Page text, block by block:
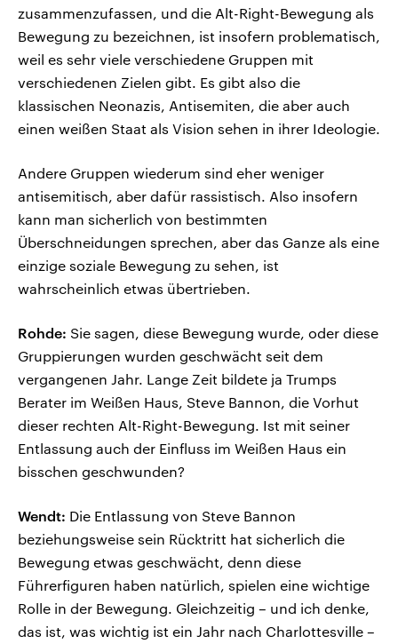
zusammenzufassen, und die Alt-Right-Bewegung als
Bewegung zu bezeichnen, ist insofern problematisch,
weil es sehr viele verschiedene Gruppen mit
verschiedenen Zielen gibt. Es gibt also die
klassischen Neonazis, Antisemiten, die aber auch
einen weißen Staat als Vision sehen in ihrer Ideologie.
Andere Gruppen wiederum sind eher weniger
antisemitisch, aber dafür rassistisch. Also insofern
kann man sicherlich von bestimmten
Überschneidungen sprechen, aber das Ganze als eine
einzige soziale Bewegung zu sehen, ist
wahrscheinlich etwas übertrieben.
Rohde: Sie sagen, diese Bewegung wurde, oder diese
Gruppierungen wurden geschwächt seit dem
vergangenen Jahr. Lange Zeit bildete ja Trumps
Berater im Weißen Haus, Steve Bannon, die Vorhut
dieser rechten Alt-Right-Bewegung. Ist mit seiner
Entlassung auch der Einfluss im Weißen Haus ein
bisschen geschwunden?
Wendt: Die Entlassung von Steve Bannon
beziehungsweise sein Rücktritt hat sicherlich die
Bewegung etwas geschwächt, denn diese
Führerfiguren haben natürlich, spielen eine wichtige
Rolle in der Bewegung. Gleichzeitig – und ich denke,
das ist, was wichtig ist ein Jahr nach Charlottesville –